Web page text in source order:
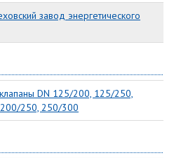
завод энергетического
DN 125/200, 125/250,
250, 250/300